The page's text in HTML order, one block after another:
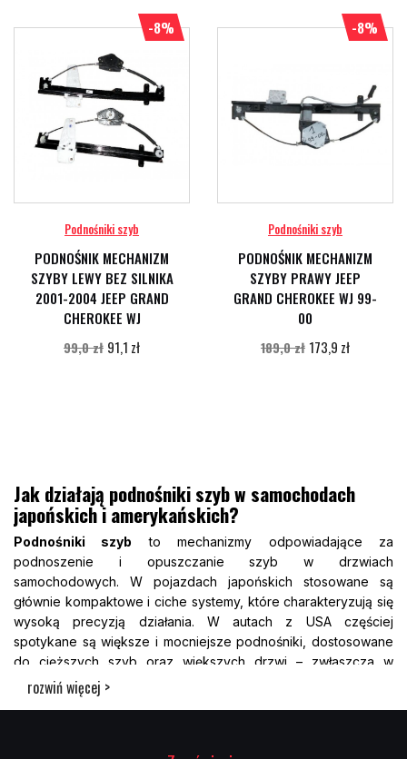
Podnośniki szyb
PODNOŚNIK MECHANIZM
SZYBY LEWY BEZ SILNIKA
2001-2004 JEEP GRAND
CHEROKEE WJ
99,0 zł 91,1 zł
-8%
Podnośniki szyb
PODNOŚNIK MECHANIZM
SZYBY PRAWY JEEP
GRAND CHEROKEE WJ 99-
00
189,0 zł 173,9 zł
-8%
Jak działają podnośniki szyb w samochodach
japońskich i amerykańskich?
Podnośniki szyb to mechanizmy odpowiadające za
podnoszenie i opuszczanie szyb w drzwiach
samochodowych. W pojazdach japońskich stosowane są
głównie kompaktowe i ciche systemy, które charakteryzują się
wysoką precyzją działania. W autach z USA częściej
spotykane są większe i mocniejsze podnośniki, dostosowane
do cięższych szyb oraz większych drzwi – zwłaszcza w
modelach typu SUV czy pickup. Istnieją dwa główne typy
mechanizmów: elektryczne i ręczne. Współczesne auta coraz
rozwiń więcej >